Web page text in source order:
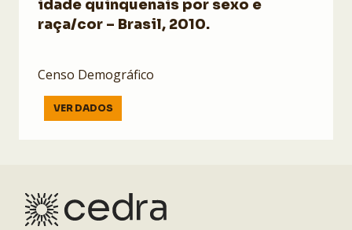
idade quinquenais por sexo e
raça/cor – Brasil, 2010.
Censo Demográfico
VER DADOS